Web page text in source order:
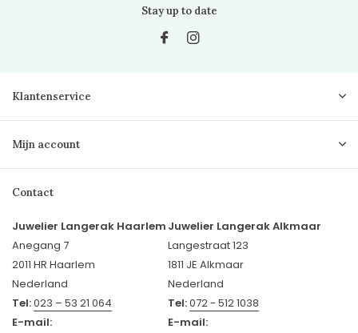
Stay up to date
Klantenservice
Mijn account
Contact
Juwelier Langerak Haarlem
Anegang 7
2011 HR Haarlem
Nederland
Tel:023 – 53 21 064
E-mail:
Juwelier Langerak Alkmaar
Langestraat 123
1811 JE Alkmaar
Nederland
Tel:072 - 512 1038
E-mail: